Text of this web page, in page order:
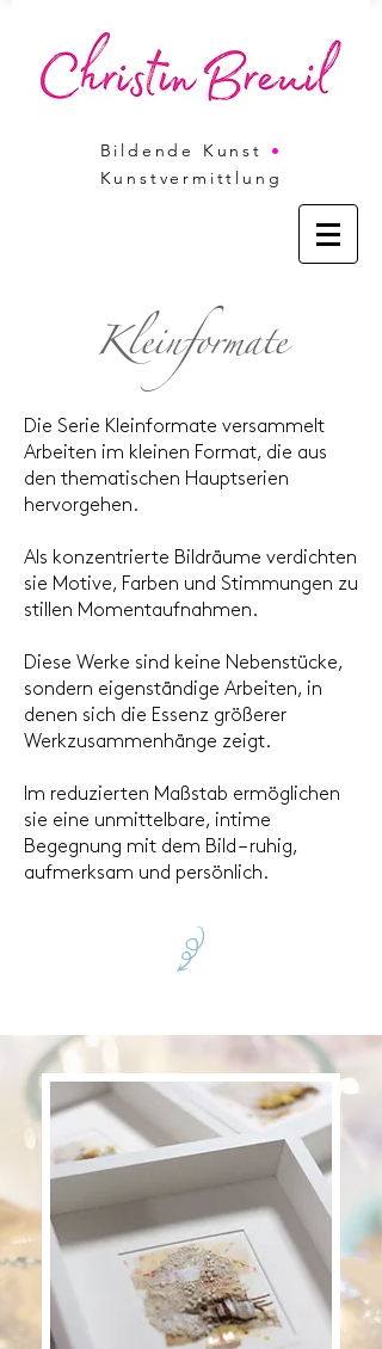
Bildende Kunst •
Kunstvermittlung
Kleinformate
Die Serie Kleinformate versammelt
Arbeiten im kleinen Format, die aus
den thematischen Hauptserien
hervorgehen.
Als konzentrierte Bildräume verdichten
sie Motive, Farben und Stimmungen zu
stillen Momentaufnahmen.
Diese Werke sind keine Nebenstücke,
sondern eigenständige Arbeiten, in
denen sich die Essenz größerer
Werkzusammenhänge zeigt.
Im reduzierten Maßstab ermöglichen
sie eine unmittelbare, intime
Begegnung mit dem Bild – ruhig,
aufmerksam und persönlich.
R